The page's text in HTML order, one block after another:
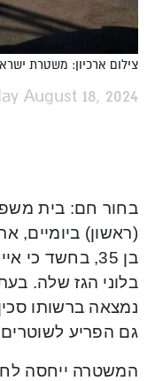
צילום ארכיון: משטרת
August 18, 2024
בחור חם: בית
(ראשון) ביומיים,
בן 35, בחשד
בלוני הגז שלה.
נמצאה ברשותו
גם הפריע
המשטרה ייחסה